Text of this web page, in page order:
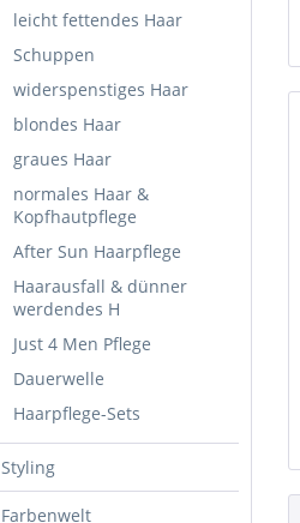
leicht fettendes Haar
Schuppen
widerspenstiges Haar
blondes Haar
graues Haar
normales Haar &
Kopfhautpflege
After Sun Haarpflege
Haarausfall & dünner
werdendes H
Just 4 Men Pflege
Dauerwelle
Haarpflege-Sets
Styling
Farbenwelt